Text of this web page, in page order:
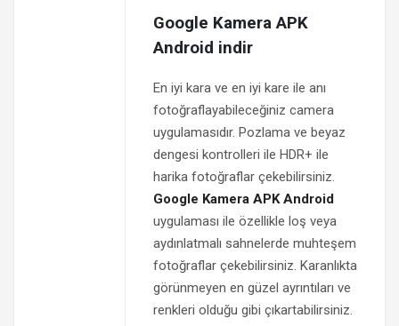
Google Kamera APK
Android indir
En iyi kara ve en iyi kare ile anı
fotoğraflayabileceğiniz camera
uygulamasıdır. Pozlama ve beyaz
dengesi kontrolleri ile HDR+ ile
harika fotoğraflar çekebilirsiniz.
Google Kamera APK Android
uygulaması ile özellikle loş veya
aydınlatmalı sahnelerde muhteşem
fotoğraflar çekebilirsiniz. Karanlıkta
görünmeyen en güzel ayrıntıları ve
renkleri olduğu gibi çıkartabilirsiniz.